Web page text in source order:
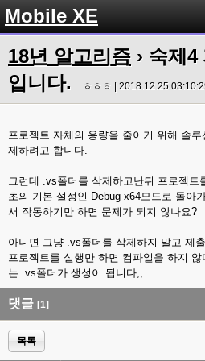
Mobile XE
18년 알고리즘 › 숙제
입니다.
ㅎㅎㅎ | 2018.12.25
프로젝트 자체의 용량을 줄이기 위해 솔
제하려고 합니다.
그런데 .vs폴더를 삭제하고난뒤 프로젝트
초의 기본 설정인 Debug x64모드로 돌아
서 작동하기만 하면 문제가 되지 않나요?
아니면 그냥 .vs폴더를 삭제하지 말고 제
프로젝트를 실행만 하면 컴파일을 하지
는 .vs폴더가 생성이 됩니다,,
댓글 [1]
목록